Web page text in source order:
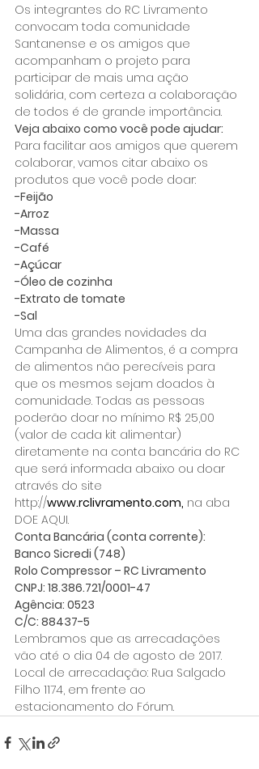
Os integrantes do RC Livramento
convocam toda comunidade
Santanense e os amigos que
acompanham o projeto para
participar de mais uma ação
solidária, com certeza a colaboração
de todos é de grande importância.
Veja abaixo como você pode ajudar:
Para facilitar aos amigos que querem
colaborar, vamos citar abaixo os
produtos que você pode doar:
-Feijão
-Arroz
-Massa
-Café
-Açúcar
-Óleo de cozinha
-Extrato de tomate
-Sal
Uma das grandes novidades da
Campanha de Alimentos, é a compra
de alimentos não perecíveis para
que os mesmos sejam doados à
comunidade. Todas as pessoas
poderão doar no mínimo R$ 25,00
(valor de cada kit alimentar)
diretamente na conta bancária do RC
que será informada abaixo ou doar
através do site
http://www.rclivramento.com, na aba
DOE AQUI.
Conta Bancária (conta corrente):
Banco Sicredi (748)
Rolo Compressor – RC Livramento
CNPJ: 18.386.721/0001-47
Agência: 0523
C/C: 88437-5
Lembramos que as arrecadações
vão até o dia 04 de agosto de 2017.
Local de arrecadação: Rua Salgado
Filho 1174, em frente ao
estacionamento do Fórum.